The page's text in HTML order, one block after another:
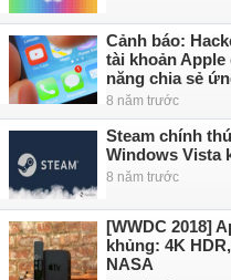
Cảnh báo:
tài khoản
năng chia sẻ
8 năm trước
Steam chính
Windows Vista
8 năm trước
[WWDC 2018]
khủng: 4K
NASA